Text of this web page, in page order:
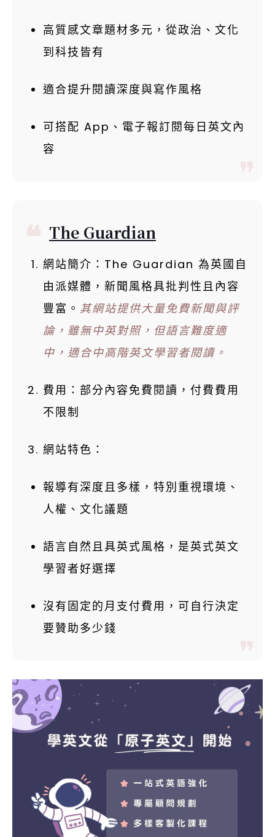
高質感文章題材多元，從政治、文化
到科技皆有
適合提升閱讀深度與寫作風格
可搭配 App、電子報訂閱每日英文內
容
The Guardian
網站簡介：The Guardian 為英國自
由派媒體，新聞風格具批判性且內容
豐富。 其網站提供大量免費新聞與評
論，雖無中英對照，但語言難度適
中，適合中高階英文學習者閱讀。
費用：部分內容免費閱讀，付費費用
不限制
網站特色：
報導有深度且多樣，特別重視環境、
人權、文化議題
語言自然且具英式風格，是英式英文
學習者好選擇
沒有固定的月支付費用，可自行決定
要贊助多少錢